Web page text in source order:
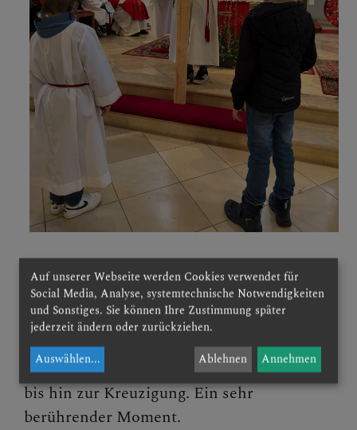
Carina Braunsteiner trug die
Leidensgeschichte Jesu in kindgerechter
Form vor. Die Kinder stellten die Passion
eindrucksvoll nach – vom letzten
Abendmahl über die Gefangennahme Jesu
bis hin zur Kreuzigung. Ein sehr
berührender Moment.
Auf unserer Webseite werden Cookies verwendet für
Social Media, Analyse, systemtechnische Notwendigkeiten
und Sonstiges. Sie können Ihre Zustimmung später
jederzeit ändern oder zurückziehen.
Auswählen... Ablehnen Annehmen